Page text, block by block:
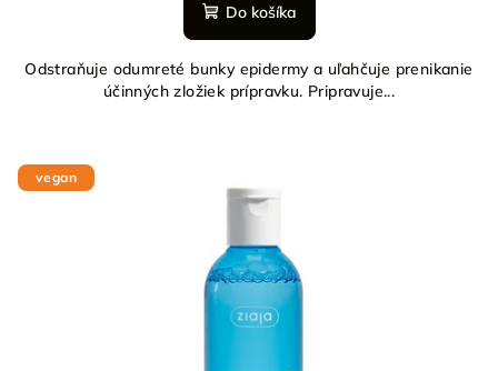
Do košíka
Odstraňuje odumreté bunky epidermy a uľahčuje prenikanie
účinných zložiek prípravku. Pripravuje...
vegan